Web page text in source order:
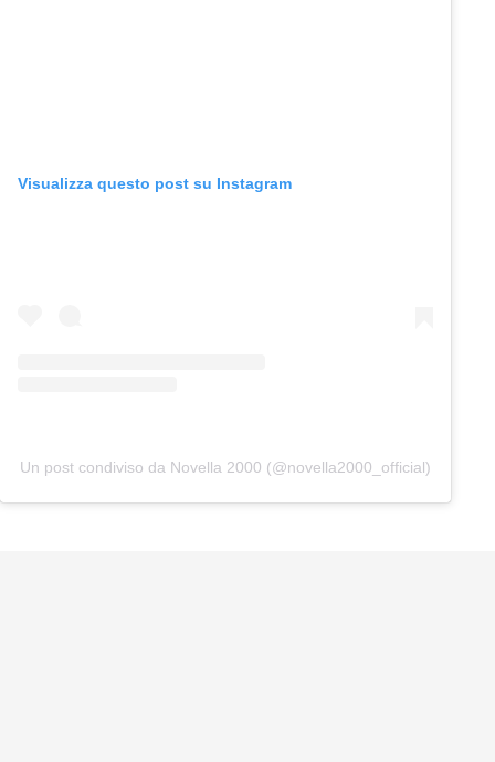
Visualizza questo post su Instagram
Un post condiviso da Novella 2000 (@novella2000_official)